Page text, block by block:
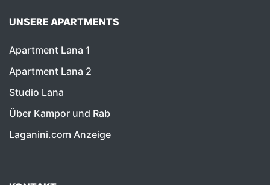
UNSERE APARTMENTS
Apartment Lana 1
Apartment Lana 2
Studio Lana
Über Kampor und Rab
Laganini.com Anzeige